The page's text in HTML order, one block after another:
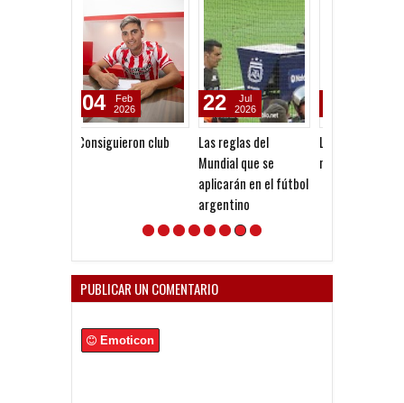
Las reglas del
22
Jul
2026
La tecnología no es
neutral
03
Jul
2026
PUBLICAR UN COMENTARIO
Emoticon